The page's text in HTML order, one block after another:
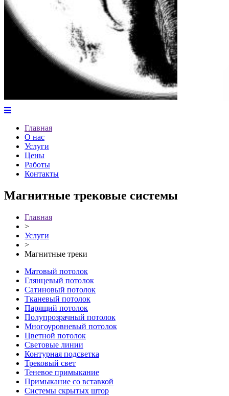
Главная
О нас
Услуги
Цены
Работы
Контакты
Магнитные трековые системы
Главная
>
Услуги
>
Магнитные треки
Матовый потолок
Глянцевый потолок
Сатиновый потолок
Тканевый потолок
Парящий потолок
Полупрозрачный потолок
Многоуровневый потолок
Цветной потолок
Световые линии
Контурная подсветка
Трековый свет
Теневое примыкание
Примыкание со вставкой
Системы скрытых штор